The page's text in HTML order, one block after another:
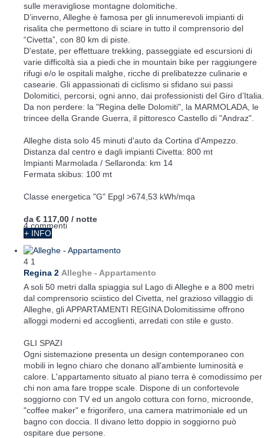
sulle meravigliose montagne dolomitiche.
D’inverno, Alleghe è famosa per gli innumerevoli impianti di
risalita che permettono di sciare in tutto il comprensorio del
“Civetta”, con 80 km di piste.
D'estate, per effettuare trekking, passeggiate ed escursioni di
varie difficoltà sia a piedi che in mountain bike per raggiungere
rifugi e/o le ospitali malghe, ricche di prelibatezze culinarie e
casearie. Gli appassionati di ciclismo si sfidano sui passi
Dolomitici, percorsi, ogni anno, dai professionisti del Giro d’Italia.
Da non perdere: la "Regina delle Dolomiti", la MARMOLADA, le
trincee della Grande Guerra, il pittoresco Castello di "Andraz".
Alleghe dista solo 45 minuti d'auto da Cortina d'Ampezzo.
Distanza dal centro e dagli impianti Civetta: 800 mt
Impianti Marmolada / Sellaronda: km 14
Fermata skibus: 100 mt
Classe energetica "G" Epgl >674,53 kWh/mqa
4 commenti
da € 117,00 / notte
+ INFO
4 1
Regina 2 Alleghe - Appartamento
A soli 50 metri dalla spiaggia sul Lago di Alleghe e a 800 metri
dal comprensorio sciistico del Civetta, nel grazioso villaggio di
Alleghe, gli APPARTAMENTI REGINA Dolomitissime offrono
alloggi moderni ed accoglienti, arredati con stile e gusto.
GLI SPAZI
Ogni sistemazione presenta un design contemporaneo con
mobili in legno chiaro che donano all'ambiente luminosità e
calore. L'appartamento situato al piano terra è comodissimo per
chi non ama fare troppe scale. Dispone di un confortevole
soggiorno con TV ed un angolo cottura con forno, microonde,
"coffee maker" e frigorifero, una camera matrimoniale ed un
bagno con doccia. Il divano letto doppio in soggiorno può
ospitare due persone.